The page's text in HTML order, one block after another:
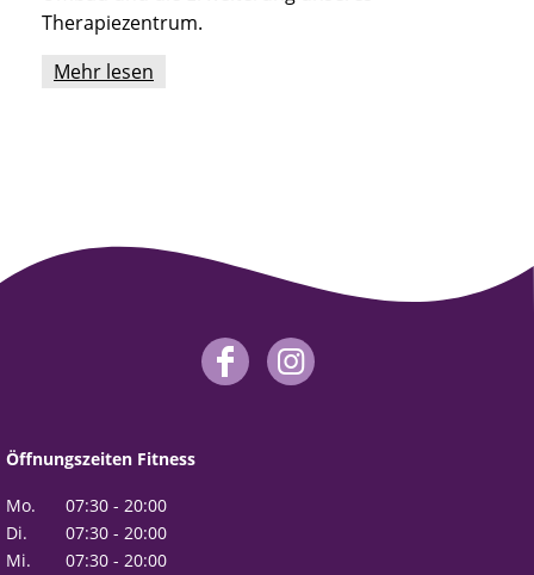
Therapiezentrum.
Mehr lesen
Öffnungszeiten Fitness
Mo.
07:30 - 20:00
Di.
07:30 - 20:00
Mi.
07:30 - 20:00